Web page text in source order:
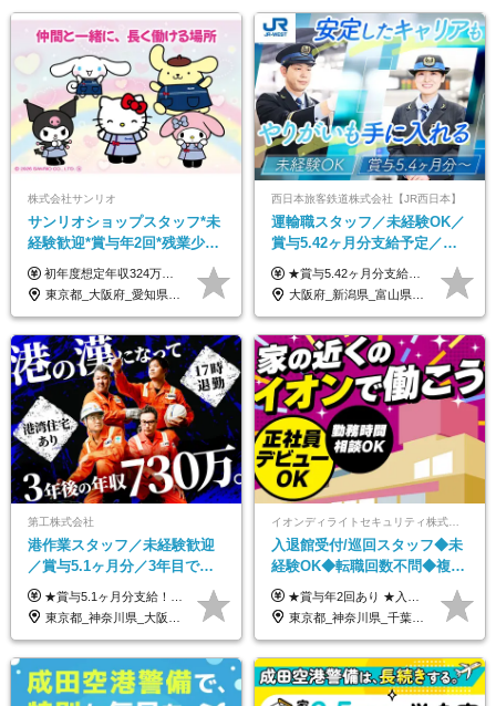
株式会社サンリオ
サンリオショップスタッフ*未
経験歓迎*賞与年2回*残業少な
め*産育休取得実績豊富*可愛
い制服*社割有
初年度想定年収324万円～690万円！ ◆全国一律 月給230,000円～＋賞与＋通勤手当＋役職手当＋時間外手当 《手当充実！》 ＊昇給/年1回 ＊賞与/年2回（7月/12月） ＊通勤手当：交通費支給（規定あり） ＊時間外手当 ＊販売職手当 ＊役職手当 《キャリアパス》 ▼店長（32歳）／年収400万円 ▼トレーナー（37歳）／年収500万円 ▼SV（40歳）／年収570万円 ※SVとして活躍された場合、574万円以上に昇給も目指せます。 日頃のお店での頑張りをしっかり評価する体制を整えており、 ご自身の努力次第で昇給する制度を用意しています！ 《ゆくゆくは・・・》 ■店舗スタッフをとりまとめ、お店づくりを主体で行う店長へ ■複数店舗を統括するトレーナーへとキャリアアップ ■様々な規模の店舗を経験しSVとして活躍した後は、本社の教育担当や店舗支援を担う本部スタッフとして活躍いただけます。 ※経験・能力を考慮の上、当社規定により優遇いたします。 ※入社日から6カ月間の試用期間あり。その間の待遇に差異はありません。
東京都_大阪府_愛知県_北海道_栃木県_静岡県_兵庫県_京都府_福岡県
西日本旅客鉄道株式会社【JR西日本】
運輸職スタッフ／未経験OK／
賞与5.42ヶ月分支給予定／残
業月11h程／年休119日+有給
平均18.7日
★賞与5.42ヶ月分支給予定あり！ （大卒以上）月給24万1,692円～39万5,780円＋各種手当＋賞与2回 （高卒以上）月給22万2,662円～39万5,780円＋各種手当＋賞与2回 ※上記は2025年度新卒支払額（京阪神地区）となります ※勤務地・学歴で異なり、ご経験・能力等をふまえた金額を加算します ※残業代は別途全額支給します ※当社規程に基づき決定します ※試用期間あり（3ヶ月／待遇に変更はありません） ※基本給以外の諸手当として扶養・職務・時間外・通勤手当等を支給します ※京阪神地区以外の勤務地の場合 月給（大卒）23万0,706円～／月給（高卒）21万2,541円～となります
大阪府_新潟県_富山県_石川県_福井県_三重県_兵庫県_京都府_滋賀県_奈良県_和歌山県_広島県_岡山県_鳥取県_島根県_山口県_福岡県
第工株式会社
港作業スタッフ／未経験歓迎
／賞与5.1ヶ月分／3年目で年
収730万円も可／食事手当あり
／年休120日以上
★賞与5.1ヶ月分支給！ ★入社3年目・30代で年収730万円の先輩も活躍中！ ★入社1年目・20代で月収29万円の実績あり 月給：22.5万円～30.5万円＋各種手当＋賞与年2回＋残業代全額支給 ※経験・能力などを考慮のうえ決定します ※上記月給には食事手当(5000円／月）を含みます ※残業代は分単位で100％支給いたします ※試用期間3ヶ月。その間の給与・待遇に差異はありません 【月収例】 ◆33.5万円／31歳 入社7か月 ◆38.5万円／32歳 入社1年目 ◆48.4万円／44歳 入社12年目 ※経験・能力などを考慮のうえ決定 ※月収・給与例には休日手当も含みます 【手当詳細】 ◆交通費規定支給（上限3万5000円／月） ◆時間外手当全額支給 ◆休日出勤手当 ◆港湾住宅あり（1R・2万円台～） ◆資格取得支援制度：全額負担 ◆地域手当：関東地区1万円／月
東京都_神奈川県_大阪府_愛知県_兵庫県
入退館受付/巡回スタッフ◆未
経験OK◆転職回数不問◆複数
勤務地で募集中◆ブランクあ
りOK◆室内業務がメイン
★賞与年2回あり ★入社祝い金3万円支給 ★出産祝い金や育児支援金などの手当も充実！ ≪給与モデル≫ 【東京】基本給27万2780円/月給＋時間外手当（25h） 【愛知】基本給25万4990円/月給＋時間外手当（25h） 【大阪】基本給25万4990円/月給＋時間外手当（25h） 【福岡】基本給23万7200円/月給＋時間外手当（25h） -------------- ▽各地の給与は下記をご確認ください！ ■北海道 月給20万円～ ■東北 月給20万円～ ■北関東 埼玉／月給22万5000円～ 茨城・群馬・新潟／月給20万円～ ■南関東 東京・神奈川／月給23万円～ 千葉／月給22万5000円～ 山梨／月給20万円～ ■中部 愛知／月給21万5000円～ 長野・岐阜・三重／月給20万円～ ■関西 大阪／月給21万5000円～ 京都・兵庫／月給21万円～ 滋賀・奈良／月給20万円～ ■中四国 岡山・山口・四国・広島／月給20万円～ ■九州 福岡・鹿児島・長崎／月給20万円～
東京都_神奈川県_千葉県_北海道_福島県_長野県_岐阜県_三重県_京都府_福岡県